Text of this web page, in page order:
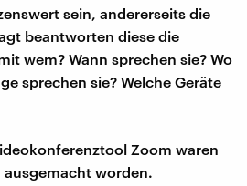
sein, andererseits die
beantworten diese die
wem? Wann sprechen sie? Wo
sprechen sie? Welche Geräte
Zoom waren
ausgemacht worden.